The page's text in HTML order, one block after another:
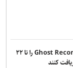
مجاهدت رسانه‌های
بازیکنان می‌توانند بازی Ghost Recon را تا ۲۲
کنند